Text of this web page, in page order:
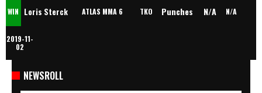
WIN Loris Sterck ATLAS MMA 6 TKO Punches N/A N/A
2019-11-
02
NEWSROLL